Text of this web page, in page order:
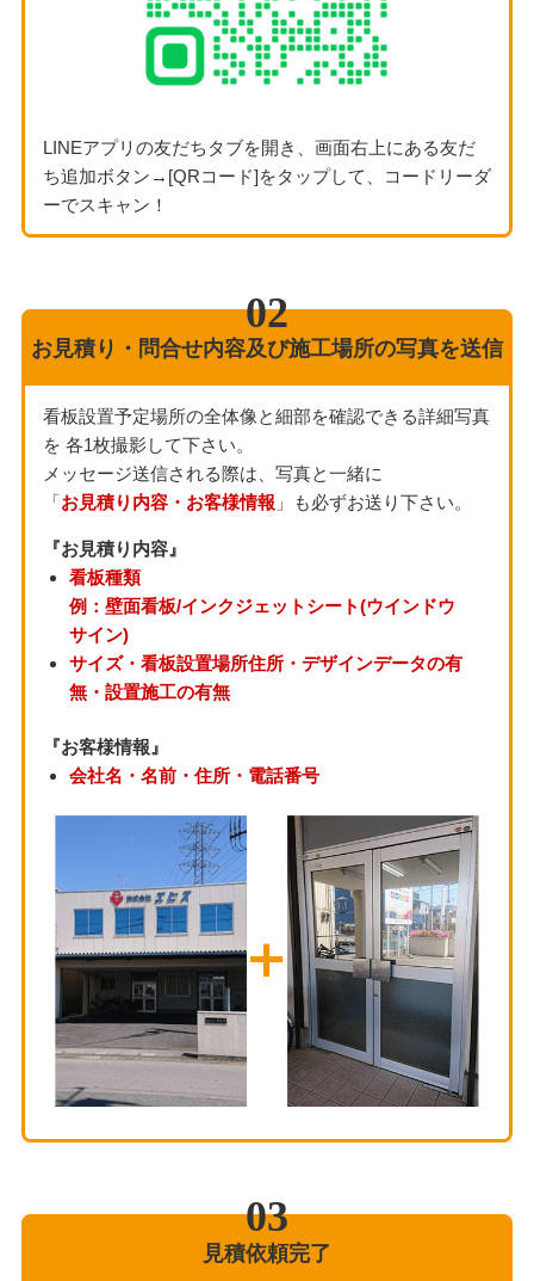
LINEアプリの友だちタブを開き、画面右上にある友だ
ち追加ボタン→[QRコード]をタップして、コードリーダ
ーでスキャン！
お見積り・問合せ内容及び施工場所の写真を送信
看板設置予定場所の全体像と細部を確認できる詳細写真
を 各1枚撮影して下さい。
メッセージ送信される際は、写真と一緒に
「お見積り内容・お客様情報 」も必ずお送り下さい。
『お見積り内容』
看板種類
例：壁面看板/インクジェットシート(ウインドウ
サイン)
サイズ・看板設置場所住所・デザインデータの有
無・設置施工の有無
『お客様情報』
会社名・名前・住所・電話番号
見積依頼完了